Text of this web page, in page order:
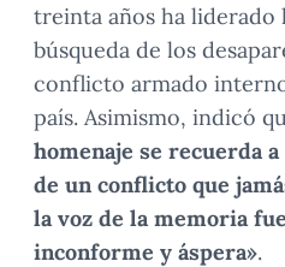
treinta años ha liderado
búsqueda de los
conflicto armado
país. Asimismo, indicó
homenaje se recuerda
de un conflicto que
la voz de la memoria
inconforme y áspera».